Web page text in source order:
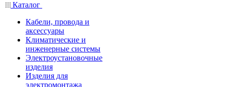
Каталог
Кабели, провода и
аксессуары
Климатические и
инженерные системы
Электроустановочные
изделия
Изделия для
электромонтажа